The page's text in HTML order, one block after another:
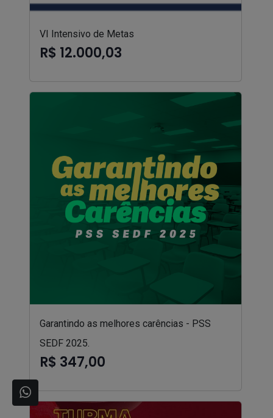
VI Intensivo de Metas
R$ 12.000,03
Garantindo as melhores carências - PSS
SEDF 2025.
R$ 347,00